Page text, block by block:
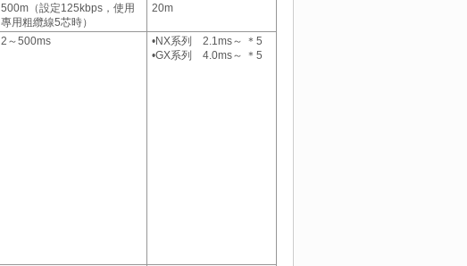
500m（設定125kbps，使用
專用粗纜線5芯時）
20m
2～500ms
•NX系列 2.1ms～ ＊5
•GX系列 4.0ms～ ＊5